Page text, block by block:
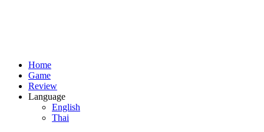
Home
Game
Review
Language
English
Thai